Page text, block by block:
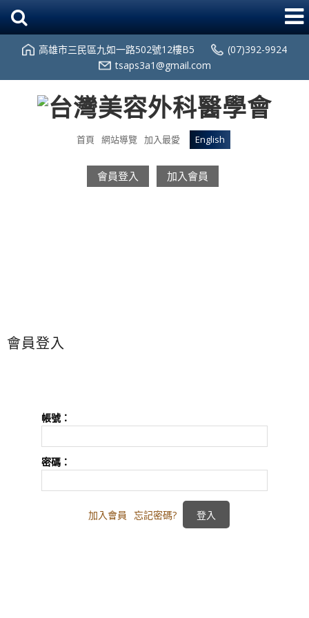
高雄市三民區九如一路502號12樓B5
(07)392-9924
tsaps3a1@gmail.com
首頁 網站導覽 加入最愛 English
會員登入 加入會員
會員登入
帳號：
密碼：
加入會員 忘記密碼?